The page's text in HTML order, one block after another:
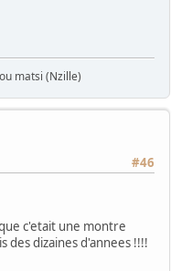
matsi (Nzille)
#46
c'etait une montre
des dizaines d'annees !!!!